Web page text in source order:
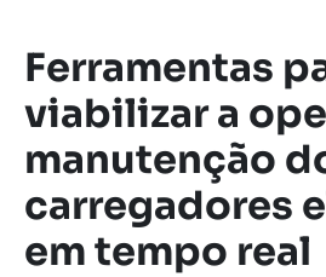
Ferramentas
viabilizar a
manutenção
carregadores
em tempo real